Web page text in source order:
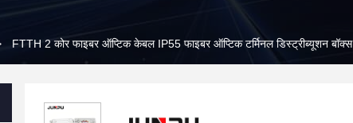
FTTH 2 कोर फाइबर ऑप्टिक केबल IP55 फाइबर ऑप्टिक टर्मिनल डिस्ट्रीब्यूशन बॉक्स